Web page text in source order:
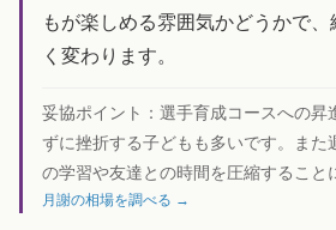
もが楽しめる雰囲気かどうかで
く変わります。
妥協ポイント： 選手育成コースへの昇
ずに挫折する子どもも多いです。また
の学習や友達との時間を圧縮すること
月謝の相場を調べる →